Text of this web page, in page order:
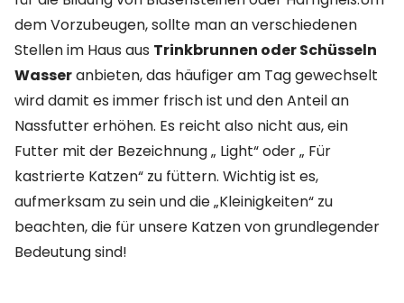
dem Vorzubeugen, sollte man an verschiedenen
Stellen im Haus aus Trinkbrunnen oder Schüsseln
Wasseranbieten, das häufiger am Tag gewechselt
wird damit es immer frisch ist und den Anteil an
Nassfutter erhöhen. Es reicht also nicht aus, ein
Futter mit der Bezeichnung „ Light“ oder „ Für
kastrierte Katzen“ zu füttern. Wichtig ist es,
aufmerksam zu sein und die „Kleinigkeiten“ zu
beachten, die für unsere Katzen von grundlegender
Bedeutung sind!